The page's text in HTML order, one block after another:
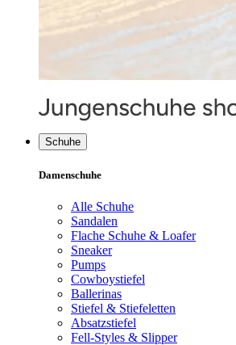
Schuhe
Damenschuhe
Alle Schuhe
Sandalen
Flache Schuhe & Loafer
Sneaker
Pumps
Cowboystiefel
Ballerinas
Stiefel & Stiefeletten
Absatzstiefel
Fell-Styles & Slipper